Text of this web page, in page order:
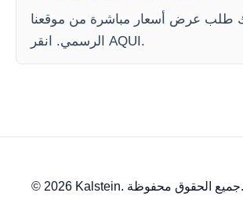
طلب عرض أسعار مباشرة من موقعنا
الرسمي. انقر AQUI.
© 2026 Kalstein. جميع الحقوق محفوظة.